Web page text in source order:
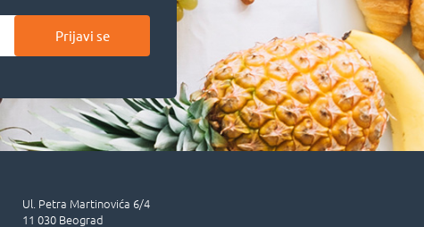
Prijavi se
Ul. Petra Martinovića 6/4
11 030 Beograd